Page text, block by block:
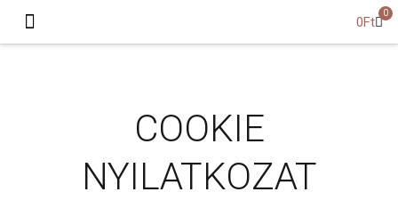
0Ft
0
COOKIE
NYILATKOZAT